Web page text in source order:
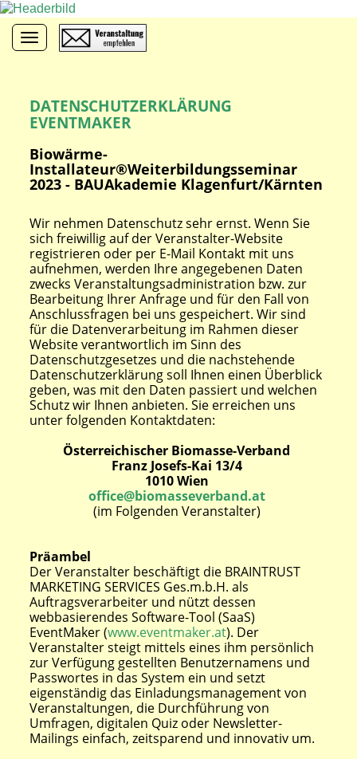
Toggle navigation
DATENSCHUTZERKLÄRUNG
EVENTMAKER
Biowärme-
Installateur®Weiterbildungsseminar
2023 - BAUAkademie Klagenfurt/Kärnten
Wir nehmen Datenschutz sehr ernst. Wenn Sie
sich freiwillig auf der Veranstalter-Website
registrieren oder per E-Mail Kontakt mit uns
aufnehmen, werden Ihre angegebenen Daten
zwecks Veranstaltungsadministration bzw. zur
Bearbeitung Ihrer Anfrage und für den Fall von
Anschlussfragen bei uns gespeichert. Wir sind
für die Datenverarbeitung im Rahmen dieser
Website verantwortlich im Sinn des
Datenschutzgesetzes und die nachstehende
Datenschutzerklärung soll Ihnen einen Überblick
geben, was mit den Daten passiert und welchen
Schutz wir Ihnen anbieten. Sie erreichen uns
unter folgenden Kontaktdaten:
Österreichischer Biomasse-Verband
Franz Josefs-Kai 13/4
1010 Wien
office@biomasseverband.at
(im Folgenden Veranstalter)
Präambel
Der Veranstalter beschäftigt die BRAINTRUST
MARKETING SERVICES Ges.m.b.H. als
Auftragsverarbeiter und nützt dessen
webbasierendes Software-Tool (SaaS)
EventMaker (www.eventmaker.at). Der
Veranstalter steigt mittels eines ihm persönlich
zur Verfügung gestellten Benutzernamens und
Passwortes in das System ein und setzt
eigenständig das Einladungsmanagement von
Veranstaltungen, die Durchführung von
Umfragen, digitalen Quiz oder Newsletter-
Mailings einfach, zeitsparend und innovativ um.